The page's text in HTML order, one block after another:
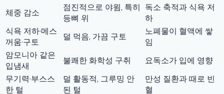
체중 감소
점진적으로 야윔, 특히
등뼈 위
독소 축적과 식욕 저
하
식욕 저하·메스
꺼움·구토
덜 먹음, 가끔 구토
노폐물이 혈액에 쌓
임
암모니아 같은
입냄새
불쾌한 화학성 구취
요독소가 입에 영향
무기력·부스스
한 털
덜 활동적, 그루밍 안
된 털
만성 질환과 때로 빈
혈